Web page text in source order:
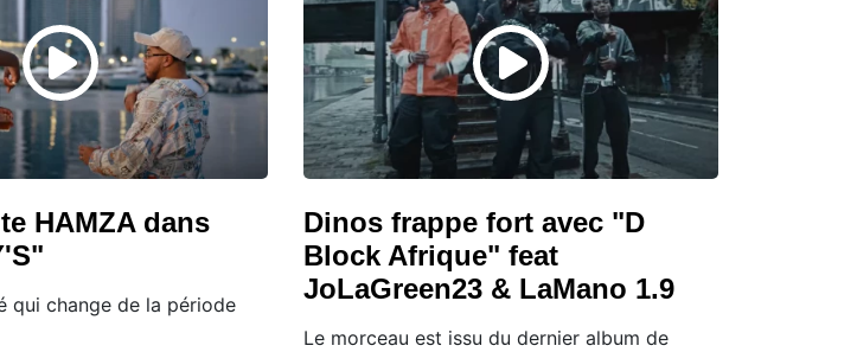
HAMZA dans
qui change de la période
Dinos frappe fort avec "D
Block Afrique" feat
JoLaGreen23 & LaMano 1.9
Le morceau est issu du dernier album de